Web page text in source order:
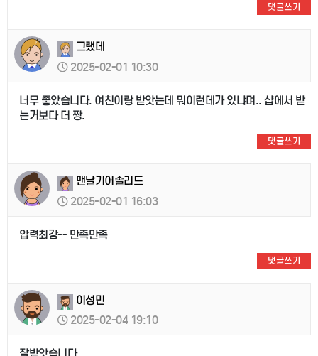
댓글쓰기
그랬데
2025-02-01 10:30
너무 좋았습니다. 여친이랑 받앗는데 뭐이런데가 있냐며.. 샵에서 받
는거보다 더 짱.
댓글쓰기
맨날기어솔리드
2025-02-01 16:03
압력최강-- 만족만족
댓글쓰기
이성민
2025-02-04 19:10